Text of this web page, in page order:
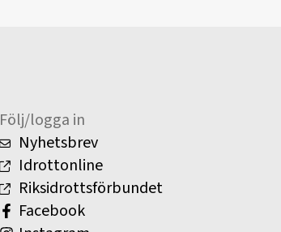
Följ/logga in
Nyhetsbrev
Idrottonline
Riksidrottsförbundet
Facebook